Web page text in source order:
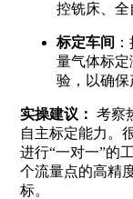
控铣床、
标定车间
量气体标定
验，以确保
实操建议： 考察
自主标定能力。
进行“一对一”的
个流量点的高精
标。